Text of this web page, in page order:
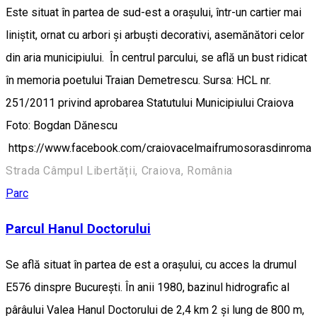
Este situat în partea de sud-est a oraşului, într-un cartier mai
liniştit, ornat cu arbori şi arbuşti decorativi, asemănători celor
din aria municipiului. În centrul parcului, se află un bust ridicat
în memoria poetului Traian Demetrescu. Sursa: HCL nr.
251/2011 privind aprobarea Statutului Municipiului Craiova
Foto: Bogdan Dănescu
https://www.facebook.com/
Strada Câmpul Libertății, Craiova, România
Parc
Parcul Hanul Doctorului
Se află situat în partea de est a oraşului, cu acces la drumul
E576 dinspre Bucureşti. În anii 1980, bazinul hidrografic al
pârâului Valea Hanul Doctorului de 2,4 km 2 şi lung de 800 m,